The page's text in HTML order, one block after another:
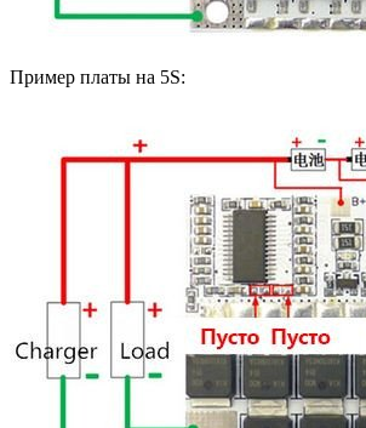
Пример платы на 5S: